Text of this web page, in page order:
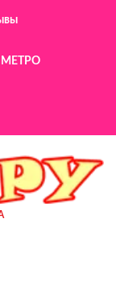
МЕТРО